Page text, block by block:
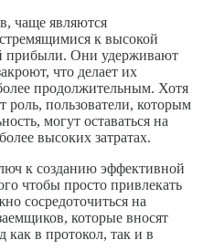
чаще являются
к высокой
прибыли. Они удерживают
что делает их
продолжительным. Хотя
роль, пользователи, которым
могут оставаться на
высоких затратах.
к созданию эффективной
чтобы просто привлекать
сосредоточиться на
которые вносят
как в протокол, так и в